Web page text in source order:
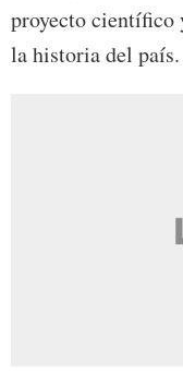
proyecto científico
la historia del país.